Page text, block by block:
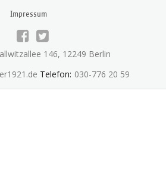
Impressum
146, 12249 Berlin
Telefon: 030-776 20 59